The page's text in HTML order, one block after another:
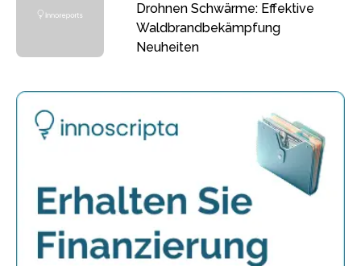
Drohnen Schwärme: Effektive
Waldbrandbekämpfung
Neuheiten